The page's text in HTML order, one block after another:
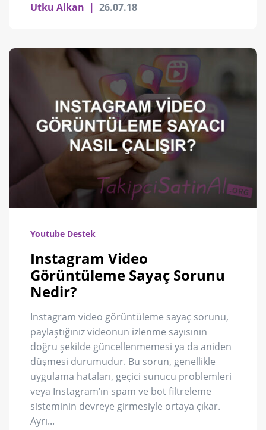
Utku Alkan | 26.07.18
Youtube Destek
Instagram Video
Görüntüleme Sayaç Sorunu
Nedir?
Instagram video görüntüleme sayaç sorunu,
paylaştığınız videonun izlenme sayısının
doğru şekilde güncellenmemesi ya da aniden
düşmesi durumudur. Bu sorun, genellikle
uygulama hataları, geçici sunucu problemleri
veya Instagram’ın spam ve bot filtreleme
sisteminin devreye girmesiyle ortaya çıkar.
Ayrı...